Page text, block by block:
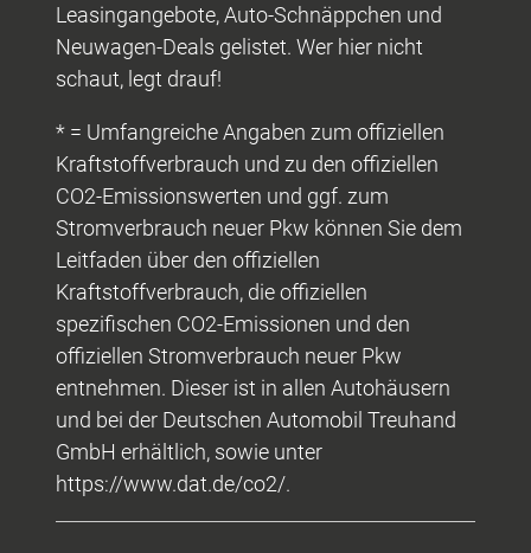
Leasingangebote, Auto-Schnäppchen und
Neuwagen-Deals gelistet. Wer hier nicht
schaut, legt drauf!
* = Umfangreiche Angaben zum offiziellen
Kraftstoffverbrauch und zu den offiziellen
CO2-Emissionswerten und ggf. zum
Stromverbrauch neuer Pkw können Sie dem
Leitfaden über den offiziellen
Kraftstoffverbrauch, die offiziellen
spezifischen CO2-Emissionen und den
offiziellen Stromverbrauch neuer Pkw
entnehmen. Dieser ist in allen Autohäusern
und bei der Deutschen Automobil Treuhand
GmbH erhältlich, sowie unter
https://www.dat.de/co2/.